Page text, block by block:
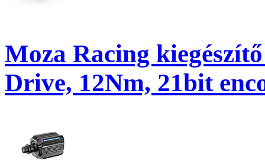
Moza Racing
Drive, 12Nm, 21bit